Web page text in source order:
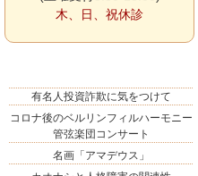
木、日、祝休診
有名人投資詐欺に気をつけて
コロナ後のベルリンフィルハーモニー
管弦楽団コンサート
名画「アマデウス」